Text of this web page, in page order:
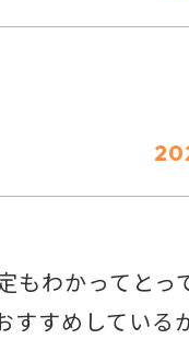
もわかってとっ
すすめしている